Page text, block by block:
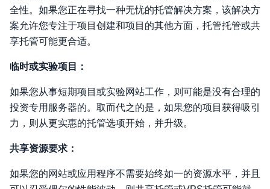
全性。如果您正在寻找一种无忧的托管解决方案，该解决方
案允许您专注于项目创建和项目的其他方面，托管托管或共
享托管可能更合适。
临时或实验项目：
如果您从事短期项目或实验网站工作，则可能是没有合理的
投资专用服务器的。取而代之的是，如果您的项目获得吸引
力，则从更实惠的托管选项开始，并升级。
共享资源要求：
如果您的网站或应用程序不需要始终如一的资源水平，并且